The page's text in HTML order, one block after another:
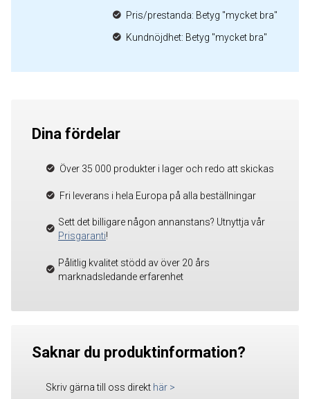
Pris/prestanda: Betyg "mycket bra"
Kundnöjdhet: Betyg "mycket bra"
Dina fördelar
Över 35 000 produkter i lager och redo att skickas
Fri leverans i hela Europa på alla beställningar
Sett det billigare någon annanstans? Utnyttja vår
Prisgaranti!
Pålitlig kvalitet stödd av över 20 års
marknadsledande erfarenhet
Saknar du produktinformation?
Skriv gärna till oss direkt här >